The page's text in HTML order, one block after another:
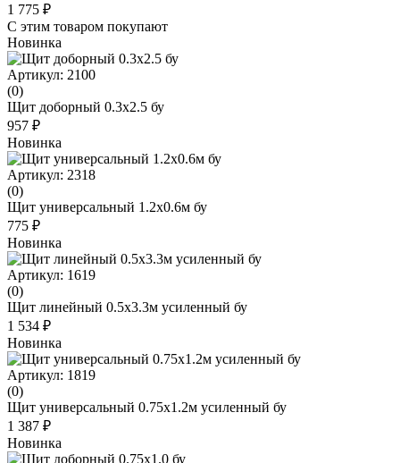
1 775 ₽
С этим товаром покупают
Новинка
Артикул: 2100
(0)
Щит доборный 0.3x2.5 бу
957 ₽
Новинка
Артикул: 2318
(0)
Щит универсальный 1.2x0.6м бу
775 ₽
Новинка
Артикул: 1619
(0)
Щит линейный 0.5х3.3м усиленный бу
1 534 ₽
Новинка
Артикул: 1819
(0)
Щит универсальный 0.75х1.2м усиленный бу
1 387 ₽
Новинка